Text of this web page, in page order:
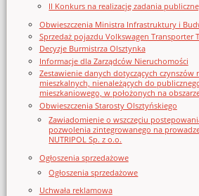
II Konkurs na realizację zadania
Obwieszczenia Ministra Infrastruktury i
Sprzedaż pojazdu Volkswagen Transporter
Decyzje Burmistrza Olsztynka
Informacje dla Zarządców Nieruchomości
Zestawienie danych dotyczących czynszów
mieszkalnych, nienależących do
mieszkaniowego, w położonych na
Obwieszczenia Starosty Olsztyńskiego
Zawiadomienie o wszczęciu
pozwolenia zintegrowanego na
NUTRIPOL Sp. z o.o.
Ogłoszenia sprzedażowe
Ogłoszenia sprzedażowe
Uchwała reklamowa